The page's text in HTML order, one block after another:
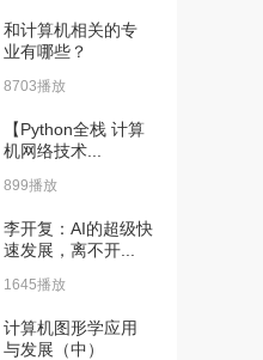
下）
上） 10:12
上）
下） 10:24
和计算机相关的专
业有哪些？
8703播放
【Python全栈 计算
机网络技术...
899播放
李开复：AI的超级快
速发展，离不开...
1645播放
计算机图形学应用
与发展（中）